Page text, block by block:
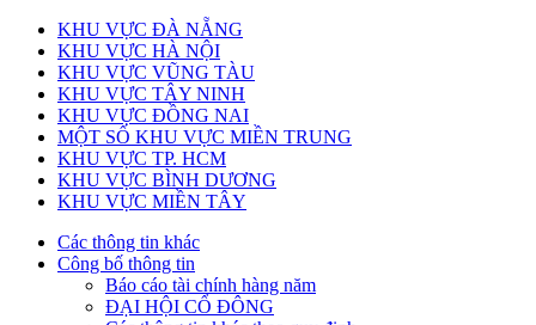
KHU VỰC ĐÀ NẴNG
KHU VỰC HÀ NỘI
KHU VỰC VŨNG TÀU
KHU VỰC TÂY NINH
KHU VỰC ĐỒNG NAI
MỘT SỐ KHU VỰC MIỀN TRUNG
KHU VỰC TP. HCM
KHU VỰC BÌNH DƯƠNG
KHU VỰC MIỀN TÂY
Các thông tin khác
Công bố thông tin
Báo cáo tài chính hàng năm
ĐẠI HỘI CỔ ĐÔNG